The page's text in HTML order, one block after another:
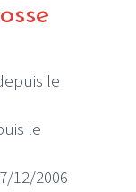
le
le
12/2006